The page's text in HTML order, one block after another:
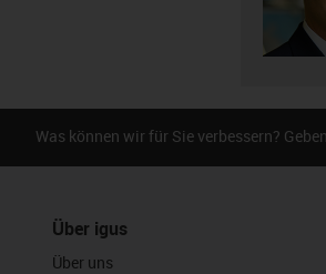
Was können wir für Sie verbessern?
Über igus
Über uns